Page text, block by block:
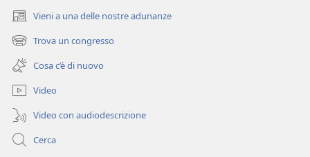
Vieni a una delle nostre adunanze
(apre
una
nuova
finestra)
Trova un congresso
(apre
una
nuova
finestra)
Cosa c’è di nuovo
Video
Video con audiodescrizione
Cerca